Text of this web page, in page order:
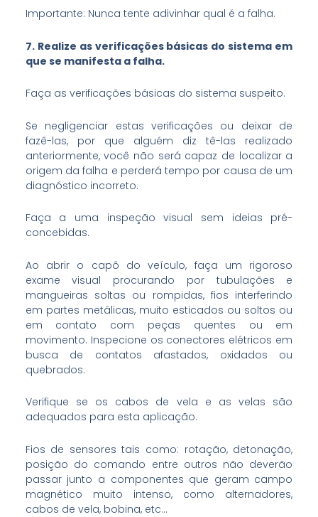
Importante: Nunca tente adivinhar qual é a falha.
7. Realize as verificações básicas do sistema em
que se manifesta a falha.
Faça as verificações básicas do sistema suspeito.
Se negligenciar estas verificações ou deixar de
fazê-las, por que alguém diz tê-las realizado
anteriormente, você não será capaz de localizar a
origem da falha e perderá tempo por causa de um
diagnóstico incorreto.
Faça a uma inspeção visual sem ideias pré-
concebidas.
Ao abrir o capô do veículo, faça um rigoroso
exame visual procurando por tubulações e
mangueiras soltas ou rompidas, fios interferindo
em partes metálicas, muito esticados ou soltos ou
em contato com peças quentes ou em
movimento. Inspecione os conectores elétricos em
busca de contatos afastados, oxidados ou
quebrados.
Verifique se os cabos de vela e as velas são
adequados para esta aplicação.
Fios de sensores tais como: rotação, detonação,
posição do comando entre outros não deverão
passar junto a componentes que geram campo
magnético muito intenso, como alternadores,
cabos de vela, bobina, etc…